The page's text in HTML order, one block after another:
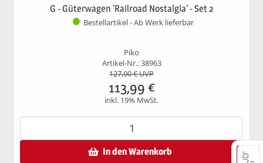
G - Güterwagen 'Railroad Nostalgia' - Set 2
Bestellartikel - Ab Werk lieferbar
Piko
Artikel-Nr.: 38963
127,00€ UVP
113,99 €
inkl. 19% MwSt.
In den Warenkorb